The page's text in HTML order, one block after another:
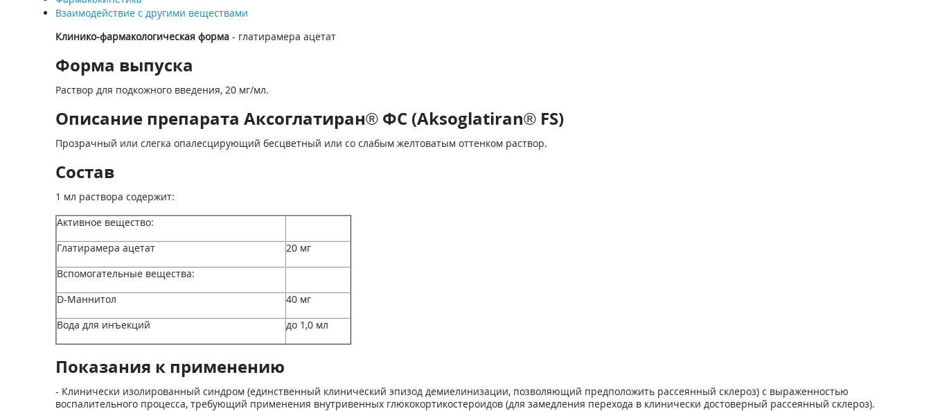
Взаимодействие с другими веществами
Клинико-фармакологическая форма- глатирамера ацетат
Форма выпуска
Раствор для подкожного введения, 20 мг/мл.
Описание препарата Аксоглатиран® ФС (Aksoglatiran® FS)
Прозрачный или слегка опалесцирующий бесцветный или со слабым желтоватым оттенком раствор.
Состав
1 мл раствора содержит:
Активное вещество:
Глатирамера ацетат
20 мг
Вспомогательные вещества:
D-Маннитол
40 мг
Вода для инъекций
до 1,0 мл
Показания к применению
- Клинически изолированный синдром (единственный клинический эпизод демиелинизации, позволяющий предположить рассеянный склероз) с выраженностью
воспалительного процесса, требующий применения внутривенных глюкокортикостероидов (для замедления перехода в клинически достоверный рассеянный склероз).